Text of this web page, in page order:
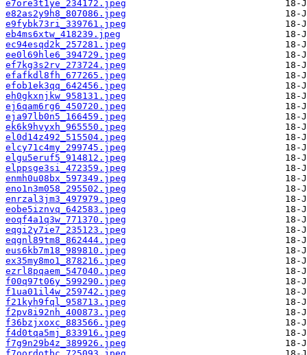
e7ore3t1ye_234172.jpeg
e82as2y9h8_807086.jpeg
e9fybk73ri_339761.jpeg
eb4ms6xtw_418239.jpeg
ec94esqd2k_257281.jpeg
ee0l69hle6_394729.jpeg
ef7kg3s2rv_273724.jpeg
efafkdl8fh_677265.jpeg
efob1ek3qq_642456.jpeg
eh0gkxnjkw_958131.jpeg
ej6qam6rg6_450720.jpeg
eja97lb0n5_166459.jpeg
ek6k9hvyxh_965550.jpeg
el0d14z492_515504.jpeg
elcy71c4my_299745.jpeg
elgu5eruf5_914812.jpeg
elppsge3si_472359.jpeg
enmh0u08bx_597349.jpeg
eno1n3m058_295502.jpeg
enrzal3jm3_497979.jpeg
eobe5iznvq_642583.jpeg
eoqf4a1q3w_771370.jpeg
eqgi2y7ie7_235123.jpeg
eqgnl89tm8_862444.jpeg
eus6kb7m18_989810.jpeg
ex35my8mo1_878216.jpeg
ezrl8pqaem_547040.jpeg
f00q97t06y_599290.jpeg
f1ua01il4w_259742.jpeg
f21kyh9fql_958713.jpeg
f2pv8i92nh_400873.jpeg
f36bzjxoxc_883566.jpeg
f4d0tqa5mj_833916.jpeg
f7g9n29b4z_389926.jpeg